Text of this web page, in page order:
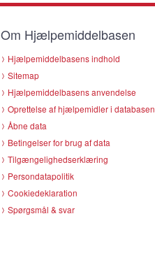
Om Hjælpemiddelbasen
Hjælpemiddelbasens indhold
Sitemap
Hjælpemiddelbasens anvendelse
Oprettelse af hjælpemidler i databasen
Åbne data
Betingelser for brug af data
Tilgængelighedserklæring
Persondatapolitik
Cookiedeklaration
Spørgsmål & svar